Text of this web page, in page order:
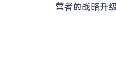
营者的战略升